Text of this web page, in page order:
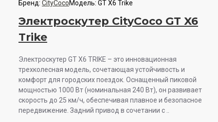
Бренд: CityCocoМодель: GT X6 Trike
Электроскутер CityСoco GT X6
Trike
Электроскутер GT X6 TRIKE – это инновационная
трехколесная модель, сочетающая устойчивость и
комфорт для городских поездок. Оснащенный пиковой
мощностью 1000 Вт (номинальная 240 Вт), он развивает
скорость до 25 км/ч, обеспечивая плавное и безопасное
передвижение. Задний привод в сочетании с ..